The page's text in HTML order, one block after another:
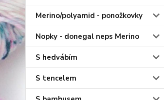
Merino/polyamid - ponožkovky
Nopky - donegal neps Merino
S hedvábím
S tencelem